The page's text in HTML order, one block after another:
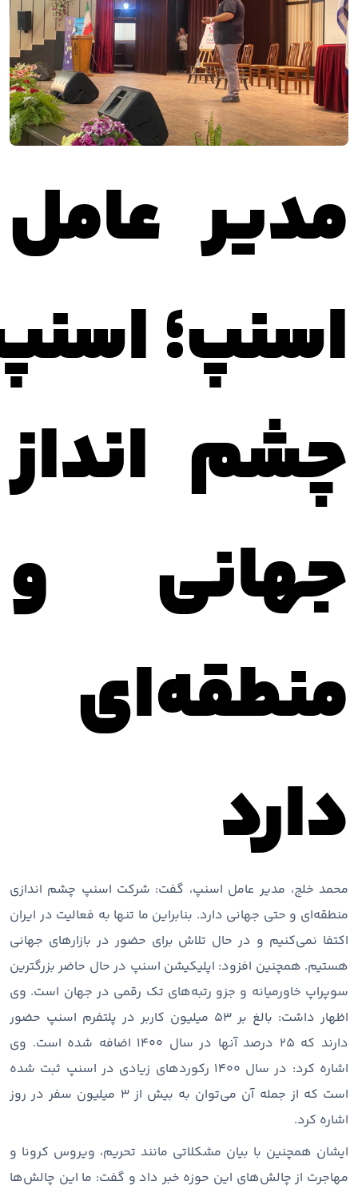
مدیر عامل
اسنپ؛
چشم انداز
جهانی و
منطقه‌ای
دارد
محمد خلج، مدیر عامل اسنپ، گفت: شرکت اسنپ چشم اندازی
منطقه‌ای و حتی جهانی دارد. بنابراین ما تنها به فعالیت در ایران
اکتفا نمی‌کنیم و در حال تلاش برای حضور در بازارهای جهانی
هستیم. همچنین افزود: اپلیکیشن اسنپ در حال حاضر بزرگترین
سوپراپ خاورمیانه و جزو رتبه‌های تک رقمی در جهان است. وی
اظهار داشت: بالغ بر 53 میلیون کاربر در پلتفرم اسنپ حضور
دارند که 25 درصد آنها در سال 1400 اضافه شده است. وی
اشاره کرد: در سال 1400 رکوردهای زیادی در اسنپ ثبت شده
است که از جمله آن می‌توان به بیش از 3 میلیون سفر در روز
اشاره کرد.
ایشان همچنین با بیان مشکلاتی مانند تحریم، ویروس کرونا و
مهاجرت از چالش‌های این حوزه خبر داد و گفت: ما این چالش‌ها